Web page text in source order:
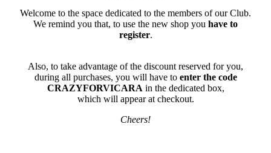
Welcome to the space dedicated to the members of our Club.
We remind you that, to use the new shop you have to
register.
Also, to take advantage of the discount reserved for you,
during all purchases, you will have to enter the code
CRAZYFORVICARA in the dedicated box,
which will appear at checkout.
Cheers!